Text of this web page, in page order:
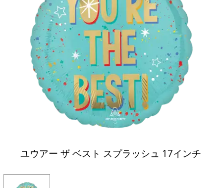
ユウアー ザ ベスト スプラッシュ 17インチ